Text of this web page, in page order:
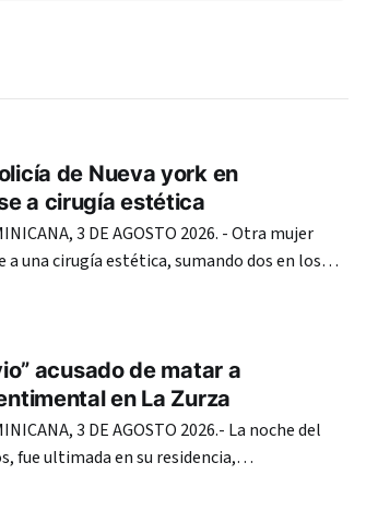
de Nueva york en
a cirugía estética
3 DE AGOSTO 2026. - Otra mujer
una cirugía estética, sumando dos en los
vuelve a encender las alarmas en el
acusado de matar a
en La Zurza
3 DE AGOSTO 2026.- La noche del
fue ultimada en su residencia,
Keuri Samuel Upia, conocido como